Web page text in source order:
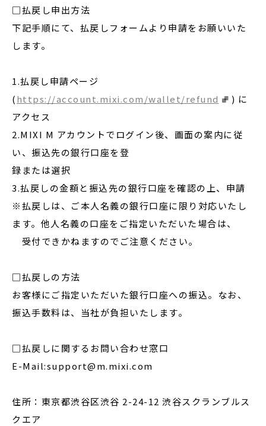
□払戻し申出方法
下記手順にて、払戻しフォームより申請をお願いいた
します。
1.払戻し申請ページ
(https://account.mixi.com/wallet/refund
) に
アクセス
2.MIXI M アカウントでログイン後、画面の案内に従
い、振込先の銀行口座を登
録または選択
3.払戻しの金額と振込先の銀行口座を確認の上、申請
※払戻しは、ご本人名義の銀行口座に限り対応いたし
ます。他人名義の口座をご指定いただいた場合は、
受付できかねますのでご注意ください。
□払戻しの方法
お客様にご指定いただいた銀行口座への振込。なお、
振込手数料は、当社が負担いたします。
□払戻しに関するお問い合わせ窓口
E-Mail:support@m.mixi.com
住所：東京都渋谷区渋谷 2-24-12 渋谷スクランブルス
クエア